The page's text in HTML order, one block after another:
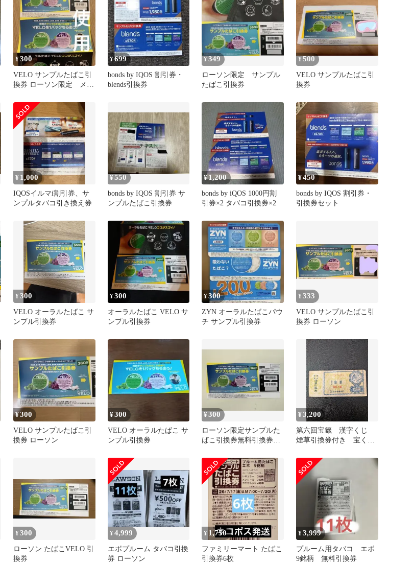
¥300
VELO サンプルたばこ引
換券 ローソン限定 メル
¥699
bonds by IQOS 割引券・
blends引換券
¥349
ローソン限定 サンプル
たばこ引換券
¥500
VELO サンプルたばこ引
換券
¥ 1,000
IQOSイルマi割引券、サ
ンプルタバコ引き換え券
¥550
bonds by IQOS 割引券 サ
ンプルたばこ引換券
¥ 1,200
bonds by iQOS 1000円割
引券×2 タバコ引換券×2
¥450
bonds by IQOS 割引券・
引換券セット
¥300
VELO オーラルたばこ サ
ンプル引換券
¥300
オーラルたばこ VELO サ
ンプル引換券
¥300
ZYN オーラルたばこパウ
チ サンプル引換券
¥333
VELO サンプルたばこ引
換券 ローソン
¥300
VELO サンプルたばこ引
換券 ローソン
¥300
VELO オーラルたばこ サ
ンプル引換券
¥300
ローソン限定サンプルた
ばこ引換券無料引換券オ
¥3,200
第六回宝籤 漢字くじ
煙草引換券付き 宝く
¥300
ローソン たばこVELO 引
換券
¥4,999
エボプルーム タバコ引換
券 ローソン
¥ 1,750
ファミリーマート たばこ
引換券6枚
¥3,999
プルーム用タバコ エボ
9銘柄 無料引換券